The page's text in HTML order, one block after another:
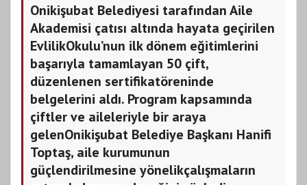
Onikişubat Belediyesi tarafından Aile
Akademisi çatısı altında hayata geçirilen
EvlilikOkulu’nun ilk dönem eğitimlerini
başarıyla tamamlayan 50 çift,
düzenlenen sertifikatöreninde
belgelerini aldı. Program kapsamında
çiftler ve aileleriyle bir araya
gelenOnikişubat Belediye Başkanı Hanifi
Toptaş, aile kurumunun
güçlendirilmesine yönelikçalışmaların